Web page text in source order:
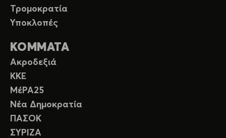
Τρομοκρατία
Υποκλοπές
ΚΟΜΜΑΤΑ
Ακροδεξιά
ΚΚΕ
ΜέΡΑ25
Νέα Δημοκρατία
ΠΑΣΟΚ
ΣΥΡΙΖΑ